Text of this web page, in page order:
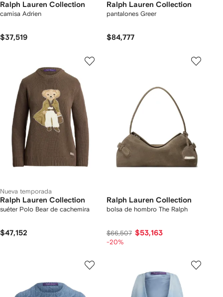
Ralph Lauren Collection
camisa Adrien
$37,519
Ralph Lauren Collection
pantalones Greer
$84,777
Nueva temporada
Ralph Lauren Collection
suéter Polo Bear de cachemira
$47,152
Ralph Lauren Collection
bolsa de hombro The Ralph
$66,507 $53,163
-20%